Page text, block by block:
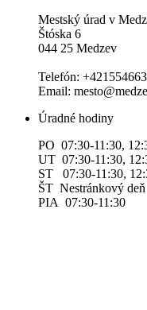
Mestský úrad v
Štóska 6
044 25 Medzev
Telefón:
Email:
Úradné hodiny
PO 07:30-11:30,
UT 07:30-11:30,
ST 07:30-11:30,
ŠT Nestránkový deň
PIA 07:30-11:30